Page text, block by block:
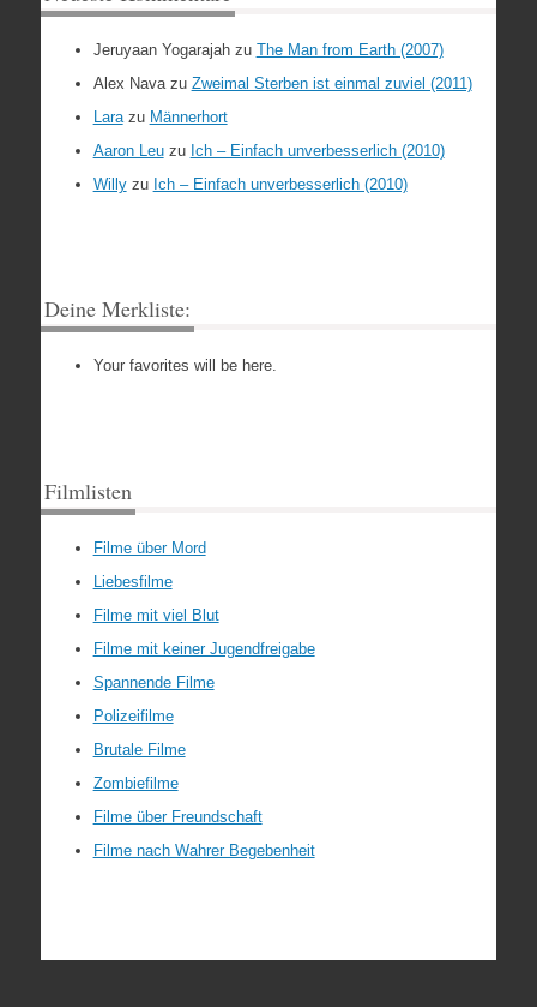
Jeruyaan Yogarajahzu The Man from Earth (2007)
Alex Navazu Zweimal Sterben ist einmal zuviel (2011)
Larazu Männerhort
Aaron Leuzu Ich – Einfach unverbesserlich (2010)
Willyzu Ich – Einfach unverbesserlich (2010)
Deine Merkliste:
Your favorites will be here.
Filmlisten
Filme über Mord
Liebesfilme
Filme mit viel Blut
Filme mit keiner Jugendfreigabe
Spannende Filme
Polizeifilme
Brutale Filme
Zombiefilme
Filme über Freundschaft
Filme nach Wahrer Begebenheit